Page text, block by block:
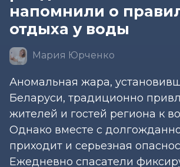
напомнили о
отдыха у воды
Мария Юрченко
Аномальная жара,
Беларуси, традиционно
жителей и гостей региона к
Однако вместе с
приходит и серьезная
Ежедневно спасатели